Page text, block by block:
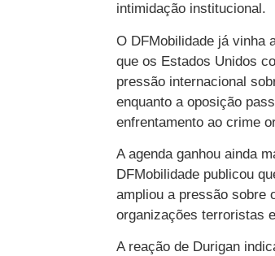
intimidação institucional.
O DFMobilidade já vinha
que os Estados Unidos
pressão internacional
enquanto a oposição
enfrentamento ao crime
A agenda ganhou ainda
DFMobilidade publicou
ampliou a pressão sobre
organizações terroristas
A reação de Durigan